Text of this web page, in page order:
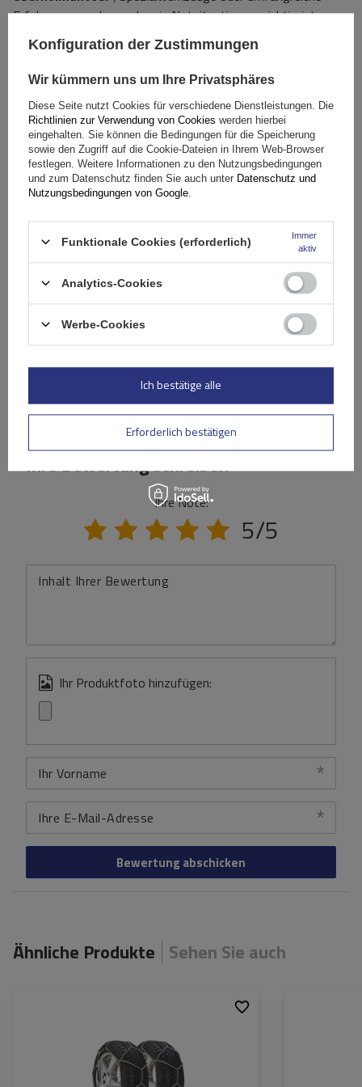
Erfahrung, was besonders in Notsituationen wichtig ist.
Dieses Produktpasst auf viele gängige Radgrößen
Lösung.Für Fahrer verschiedener Automarken. Vor dem Kauf
lohnt es sich jedoch, in der Bedienungsanleitung des
Fahrzeugs nachzuschauen, ob der Hersteller die Montage
herkömmlicher Ketten mit einer bestimmten Gliederstärke
zulässt.
Bewertungen(0)
Ihre Bewertung schreiben
Ihre Note:
5/5
Inhalt Ihrer Bewertung
Ihr Produktfoto hinzufügen:
Ihr Vorname
Ihre E-Mail-Adresse
Bewertung abschicken
Ähnliche Produkte Sehen Sie auch
Selbstspannsystem:
nein
ÖNORM V5117
Konfiguration der Zustimmungen
Wir kümmern uns um Ihre Privatsphäres
Diese Seite nutzt Cookies für verschiedene Dienstleistungen. Die
Richtlinien zur Verwendung von Cookies werden hierbei
eingehalten. Sie können die Bedingungen für die Speicherung
sowie den Zugriff auf die Cookie-Dateien in Ihrem Web-Browser
festlegen. Weitere Informationen zu den Nutzungsbedingungen
und zum Datenschutz finden Sie auch unter Datenschutz und
Nutzungsbedingungen von Google
Funktionale Cookies (erforderlich)
Immer
aktiv
Analytics-Cookies
Werbe-Cookies
Erforderlich bestätigen
Ich bestätige alle